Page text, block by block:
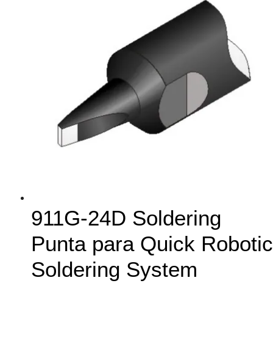
911G-24D Soldering
Punta para Quick Robotic
Soldering System